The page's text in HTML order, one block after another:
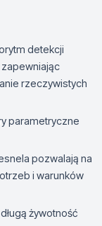
detekcji
zapewniając
rzeczywistych
parametryczne
pozwalają na
i warunków
żywotność